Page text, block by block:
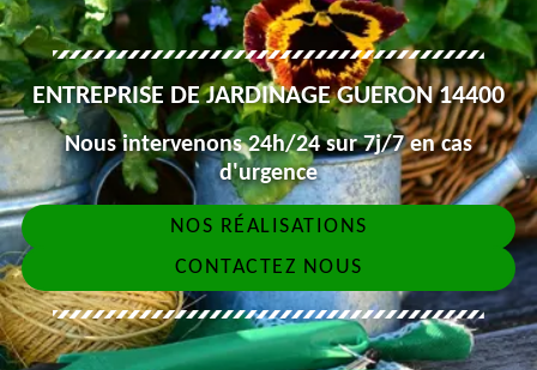
ENTREPRISE DE JARDINAGE GUERON 14400
Nous intervenons 24h/24 sur 7j/7 en cas
d'urgence
NOS RÉALISATIONS
CONTACTEZ NOUS